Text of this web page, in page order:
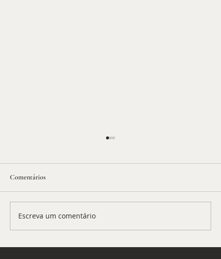
Comentários
Escreva um comentário